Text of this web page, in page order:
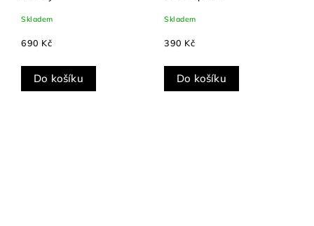
Skladem
690 Kč
Do košíku
Skladem
390 Kč
Do košíku